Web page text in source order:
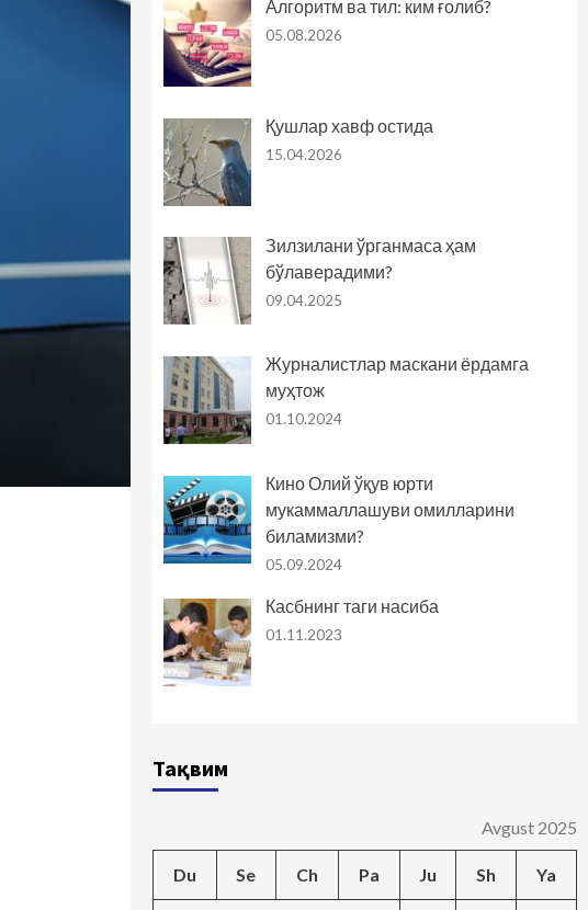
Алгоритм ва тил: ким ғолиб?
05.08.2026
Қушлар хавф остида
15.04.2026
Зилзилани ўрганмаса ҳам
бўлаверадими?
09.04.2025
Журналистлар маскани ёрдамга
муҳтож
01.10.2024
Кино Олий ўқув юрти
мукаммаллашуви омилларини
биламизми?
05.09.2024
Касбнинг таги насиба
01.11.2023
Тақвим
Avgust 2025
Du Se Ch Pa Ju Sh Ya